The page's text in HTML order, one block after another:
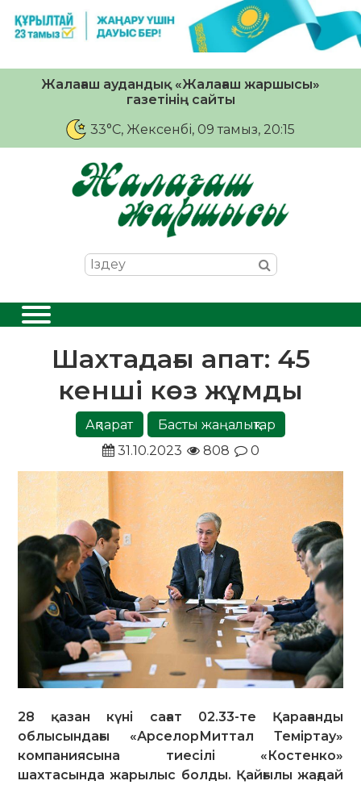
Жалағаш аудандық «Жалағаш жаршысы»
газетінің сайты
33°C, Жексенбі, 09 тамыз, 20:15
Шахтадағы апат: 45
кенші көз жұмды
Ақпарат
Басты жаңалықтар
31.10.2023
808 0
28 қазан күні сағат 02.33-те Қарағанды
облысындағы «АрселорМиттал Теміртау»
компаниясына тиесілі «Костенко»
шахтасында жарылыс болды. Қайғылы жағдай